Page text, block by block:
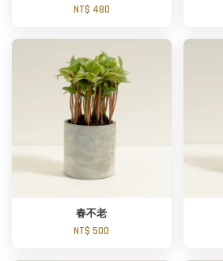
NT$ 480
春不老
NT$ 500